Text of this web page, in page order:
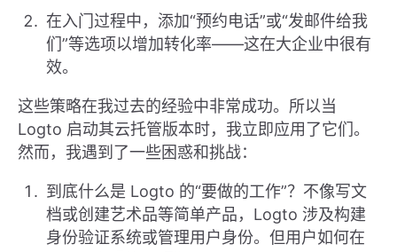
在入门过程中，添加“预约电话”或“发邮件给我
们”等选项以增加转化率——这在大企业中很有
效。
这些策略在我过去的经验中非常成功。所以当
Logto 启动其云托管版本时，我立即应用了它们。
然而，我遇到了一些困惑和挑战：
到底什么是 Logto 的“要做的工作”？不像写文
档或创建艺术品等简单产品，Logto 涉及构建
身份验证系统或管理用户身份。但用户如何在